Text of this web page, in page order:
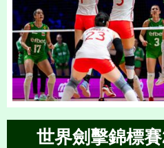
世界劍擊錦標